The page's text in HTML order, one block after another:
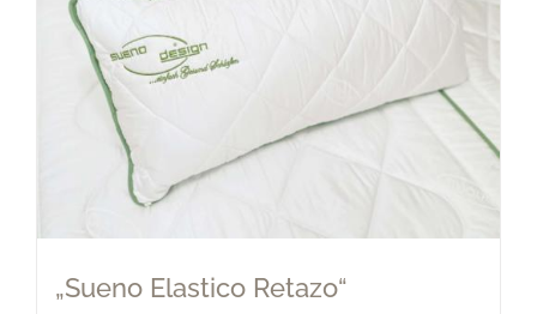
„Sueno Elastico Retazo“